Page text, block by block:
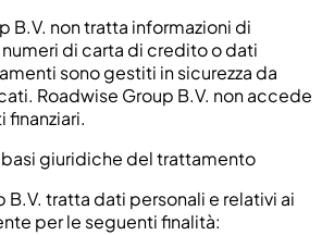
B.V. non tratta informazioni di
di carta di credito o dati
sono gestiti in sicurezza da
Roadwise Group B.V. non accede
finanziari.
giuridiche del trattamento
B.V. tratta dati personali e relativi ai
per le seguenti finalità: